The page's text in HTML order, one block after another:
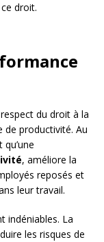
droit.
du droit à la
de productivité. Au
, améliore la
reposés et
leur travail.
indéniables. La
les risques de